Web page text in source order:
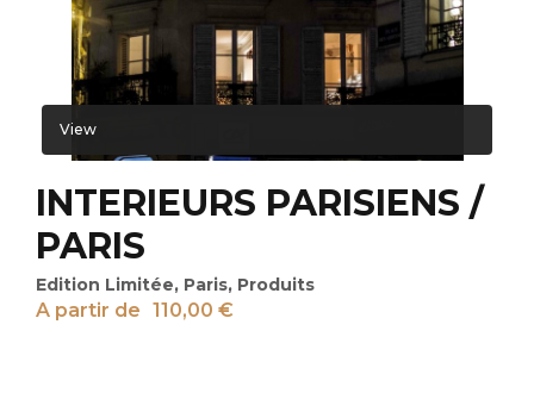
View
INTERIEURS PARISIENS /
PARIS
Edition Limitée, Paris, Produits
A partir de 110,00 €